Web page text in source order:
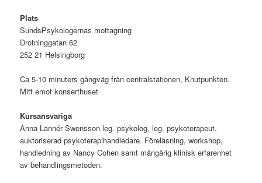
Plats
SundsPsykologernas mottagning
Drotninggatan 62
252 21 Helsingborg
Ca 5-10 minuters gångväg från centralstationen, Knutpunkten.
Mitt emot konserthuset
Kursansvariga
Anna Lannér Swensson leg. psykolog, leg. psykoterapeut,
auktoriserad psykoterapihandledare. Föreläsning, workshop,
handledning av Nancy Cohen samt mångårig klinisk erfarenhet
av behandlingsmetoden.